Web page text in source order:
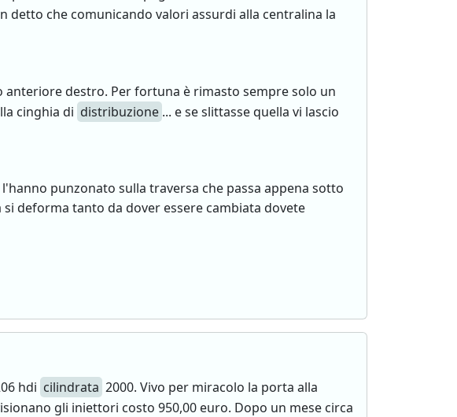
detto che comunicando valori assurdi alla centralina la
anteriore destro. Per fortuna è rimasto sempre solo un
cinghia di distribuzione ... e se slittasse quella vi lascio
punzonato sulla traversa che passa appena sotto
deforma tanto da dover essere cambiata dovete
hdi cilindrata 2000. Vivo per miracolo la porta alla
gli iniettori costo 950,00 euro. Dopo un mese circa